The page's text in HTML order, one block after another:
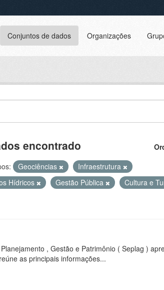
Conjuntos de dados Organizações
encontrado
Geociências
Infraestrutura
Hídricos
Gestão Pública Cultura e
, Gestão e Patrimônio ( Seplag )
as principais informações...